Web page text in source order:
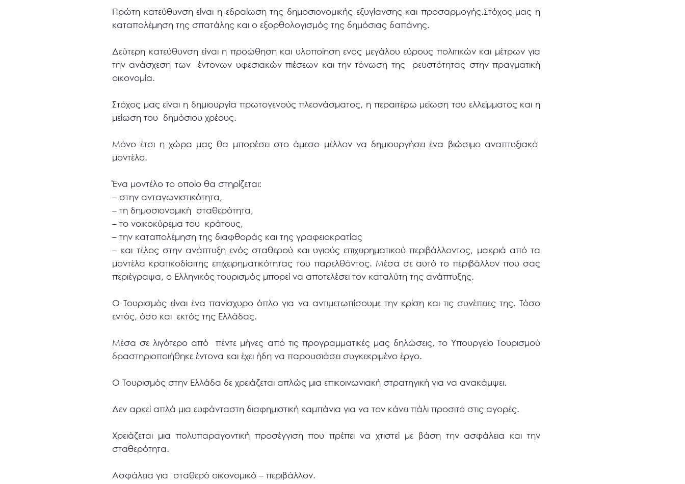
Πρώτη κατεύθυνση είναι η εδραίωση της δημοσιονομικής εξυγίανσης και προσαρμογής.Στόχος μας η
καταπολέμηση της σπατάλης και ο εξορθολογισμός της δημόσιας δαπάνης.
Δεύτερη κατεύθυνση είναι η προώθηση και υλοποίηση ενός μεγάλου εύρους πολιτικών και μέτρων για
την ανάσχεση των έντονων υφεσιακών πιέσεων και την τόνωση της ρευστότητας στην πραγματική
οικονομία.
Στόχος μας είναι η δημιουργία πρωτογενούς πλεονάσματος, η περαιτέρω μείωση του ελλείμματος και η
μείωση του δημόσιου χρέους.
Μόνο έτσι η χώρα μας θα μπορέσει στο άμεσο μέλλον να δημιουργήσει ένα βιώσιμο αναπτυξιακό
μοντέλο.
Ένα μοντέλο το οποίο θα στηρίζεται:
– στην ανταγωνιστικότητα,
– τη δημοσιονομική σταθερότητα,
– το νοικοκύρεμα του κράτους,
– την καταπολέμηση της διαφθοράς και της γραφειοκρατίας
– και τέλος στην ανάπτυξη ενός σταθερού και υγιούς επιχειρηματικού περιβάλλοντος, μακριά από τα
μοντέλα κρατικοδίαιτης επιχειρηματικότητας του παρελθόντος. Μέσα σε αυτό το περιβάλλον που σας
περιέγραψα, ο Ελληνικός τουρισμός μπορεί να αποτελέσει τον καταλύτη της ανάπτυξης.
Ο Τουρισμός είναι ένα πανίσχυρο όπλο για να αντιμετωπίσουμε την κρίση και τις συνέπειες της. Τόσο
εντός, όσο και εκτός της Ελλάδας.
Μέσα σε λιγότερο από πέντε μήνες από τις προγραμματικές μας δηλώσεις, το Υπουργείο Τουρισμού
δραστηριοποιήθηκε έντονα και έχει ήδη να παρουσιάσει συγκεκριμένο έργο.
Ο Τουρισμός στην Ελλάδα δε χρειάζεται απλώς μια επικοινωνιακή στρατηγική για να ανακάμψει.
Δεν αρκεί απλά μια ευφάνταστη διαφημιστική καμπάνια για να τον κάνει πάλι προσιτό στις αγορές.
Χρειάζεται μια πολυπαραγοντική προσέγγιση που πρέπει να χτιστεί με βάση την ασφάλεια και την
σταθερότητα.
Ασφάλεια για σταθερό οικονομικό – περιβάλλον.